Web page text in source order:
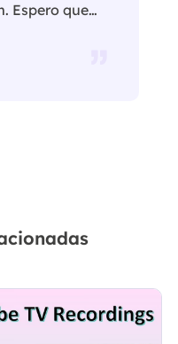
Espero que
e